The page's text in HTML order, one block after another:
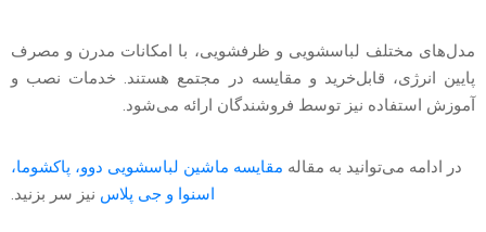
مدل‌های مختلف لباسشویی و ظرفشویی، با امکانات مدرن و مصرف
پایین انرژی، قابل‌خرید و مقایسه در مجتمع هستند. خدمات نصب و
آموزش استفاده نیز توسط فروشندگان ارائه می‌شود.
در ادامه می‌توانید به مقاله مقایسه ماشین لباسشویی دوو، پاکشوما،
اسنوا و جی پلاس نیز سر بزنید.